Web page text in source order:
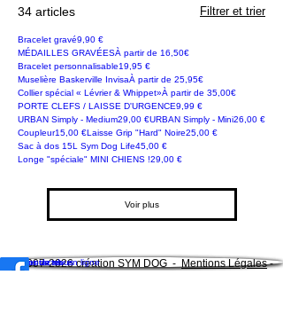
34 articles Filtrer et trier
Bracelet gravéPrix
9,90 €
Nouveauté !
MÉDAILLES GRAVÉESÀ partir de 16,50€
Prix promotionnel
Nouveauté !
Bracelet personnalisablePrix
19,95 €
Muselière Baskerville InvisaÀ partir de 25,95€
Prix promotionnel
NOUVEAU !
Collier spécial « Lévrier & Whippet»À partir de 35,00€
Prix promotionnel
PORTE CLEFS / LAISSE D'URGENCEPrix
9,99 €
Nouveauté
URBAN Simply - MediumPrix
29,00 €URBAN Simply - MiniPrix
26,00 €
CoupleurPrix
15,00 €Nouveauté !
Laisse Grip "Hard" NoirePrix
25,00 €
Dog life
Sac à dos 15L Sym Dog LifePrix
45,00 €
Longe "spéciale" MINI CHIENS !Prix
29,00 €
Voir plus
Réserver un rdv en ligne
Nous contacter
A Propos de nous
©2007-2026création SYM DOG -Mentions Légales-